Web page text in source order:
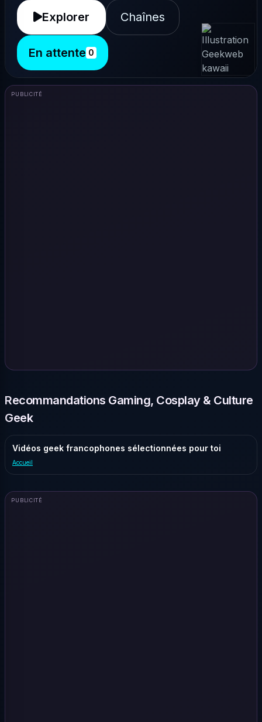
Explorer Chaînes
En attente 0
PUBLICITÉ
Recommandations Gaming, Cosplay & Culture
Geek
Vidéos geek francophones sélectionnées pour toi
Accueil
PUBLICITÉ